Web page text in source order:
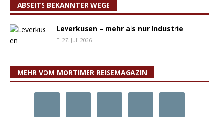
ABSEITS BEKANNTER WEGE
Leverkusen – mehr als nur Industrie
27. Juli 2026
MEHR VOM MORTIMER REISEMAGAZIN